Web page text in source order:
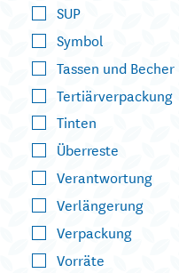
SUP
Symbol
Tassen und Becher
Tertiärverpackung
Tinten
Überreste
Verantwortung
Verlängerung
Verpackung
Vorräte